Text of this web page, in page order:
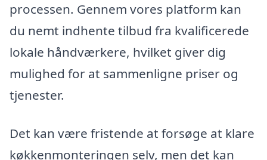
processen. Gennem vores platform kan
du nemt indhente tilbud fra kvalificerede
lokale håndværkere, hvilket giver dig
mulighed for at sammenligne priser og
tjenester.
Det kan være fristende at forsøge at klare
køkkenmonteringen selv, men det kan